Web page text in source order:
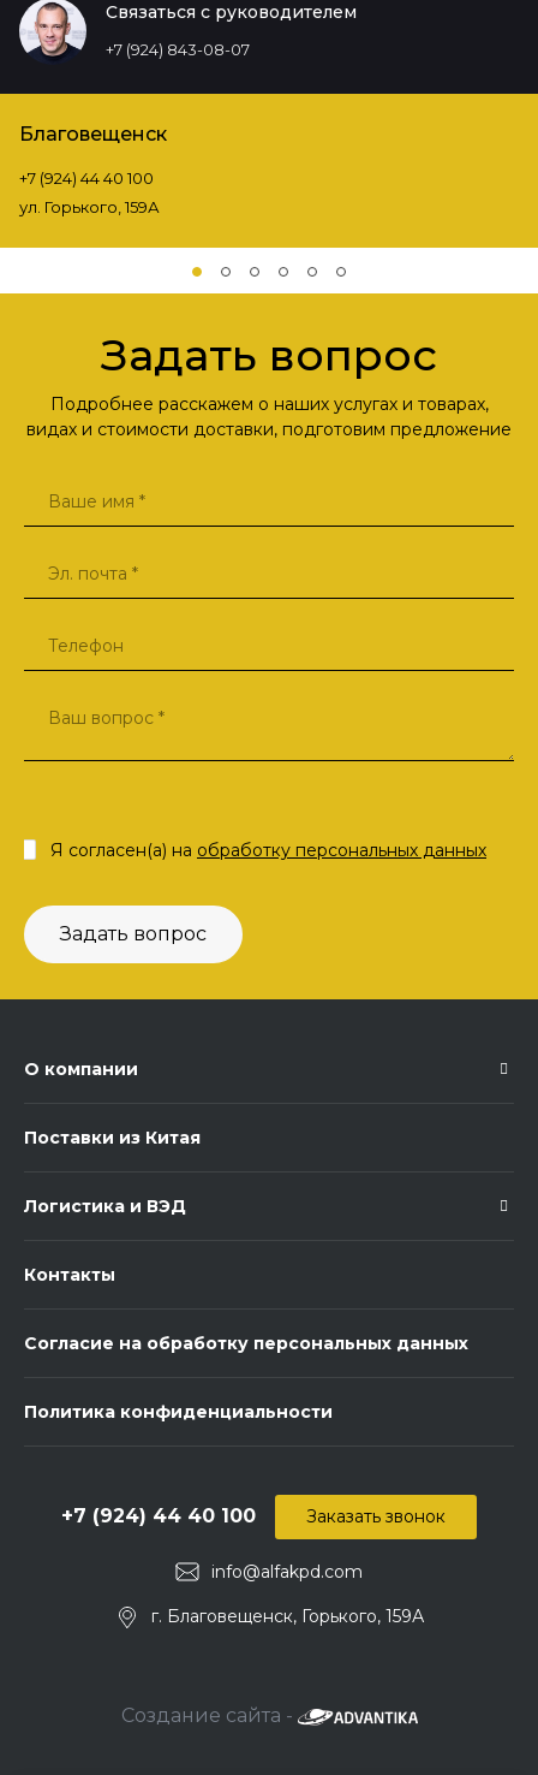
Связаться с руководителем
+7 (924) 843-08-07
Благовещенск
+7 (924) 44 40 100
ул. Горького, 159А
Задать вопрос
Подробнее расскажем о наших услугах и товарах,
видах и стоимости доставки, подготовим предложение
Задать вопрос
Я согласен(а) на обработку персональных данных
О компании
Поставки из Китая
Логистика и ВЭД
Контакты
Согласие на обработку персональных данных
Политика конфиденциальности
info@alfakpd.com
+7 (924) 44 40 100
г. Благовещенск, Горького, 159А
Заказать звонок
Создание сайта -